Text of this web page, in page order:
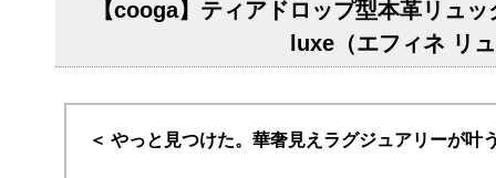
【cooga】ティアドロップ型本革リ
luxe（エフィネ
＜ やっと見つけた。華奢見えラグジュアリーが叶